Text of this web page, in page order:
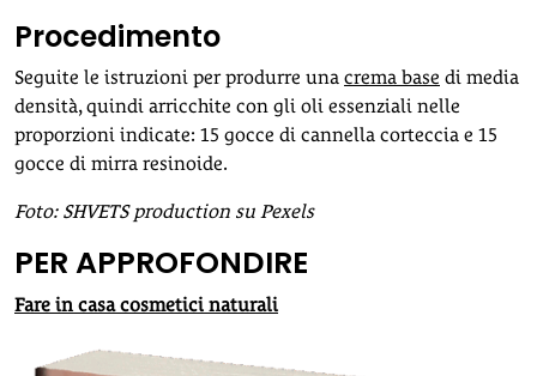
Procedimento
Seguite le istruzioni per produrre una crema base di media
densità, quindi arricchite con gli oli essenziali nelle
proporzioni indicate: 15 gocce di cannella corteccia e 15
gocce di mirra resinoide.
Foto: SHVETS production su Pexels
PER APPROFONDIRE
Fare in casa cosmetici naturali